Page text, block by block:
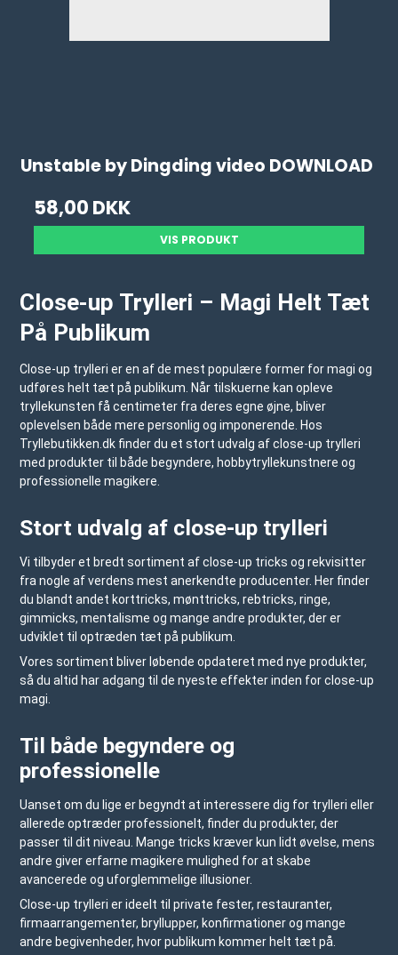
Unstable by Dingding video DOWNLOAD
58,00 DKK
VIS PRODUKT
Close-up Trylleri – Magi Helt Tæt
På Publikum
Close-up trylleri er en af de mest populære former for magi og
udføres helt tæt på publikum. Når tilskuerne kan opleve
tryllekunsten få centimeter fra deres egne øjne, bliver
oplevelsen både mere personlig og imponerende. Hos
Tryllebutikken.dk finder du et stort udvalg af close-up trylleri
med produkter til både begyndere, hobbytryllekunstnere og
professionelle magikere.
Stort udvalg af close-up trylleri
Vi tilbyder et bredt sortiment af close-up tricks og rekvisitter
fra nogle af verdens mest anerkendte producenter. Her finder
du blandt andet korttricks, mønttricks, rebtricks, ringe,
gimmicks, mentalisme og mange andre produkter, der er
udviklet til optræden tæt på publikum.
Vores sortiment bliver løbende opdateret med nye produkter,
så du altid har adgang til de nyeste effekter inden for close-up
magi.
Til både begyndere og
professionelle
Uanset om du lige er begyndt at interessere dig for trylleri eller
allerede optræder professionelt, finder du produkter, der
passer til dit niveau. Mange tricks kræver kun lidt øvelse, mens
andre giver erfarne magikere mulighed for at skabe
avancerede og uforglemmelige illusioner.
Close-up trylleri er ideelt til private fester, restauranter,
firmaarrangementer, bryllupper, konfirmationer og mange
andre begivenheder, hvor publikum kommer helt tæt på.